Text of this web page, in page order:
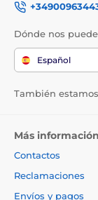
Dónde nos
Español
También
Más información
Contactos
Reclamaciones
Envíos y pagos